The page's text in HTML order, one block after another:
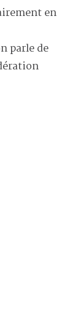
en
parle de